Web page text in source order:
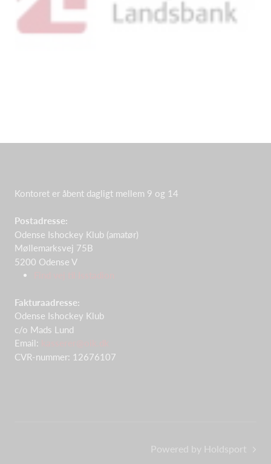
Kontoret er åbent dagligt mellem 9 og 14
Postadresse:
Odense Ishockey Klub (amatør)
Møllemarksvej 75B
5200 Odense V
Fakturaadresse:
Odense Ishockey Klub
c/o Mads Lund
Email:
CVR-nummer: 12676107
Powered by Holdsport